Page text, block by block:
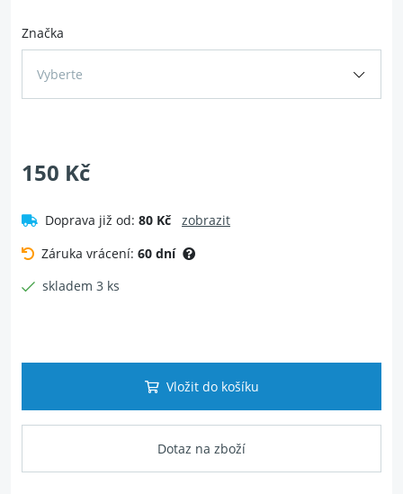
Značka
Vyberte
150 Kč
Doprava již od: 80 Kč
zobrazit
Záruka vrácení: 60 dní
skladem 3 ks
Vložit do košíku
Dotaz na zboží